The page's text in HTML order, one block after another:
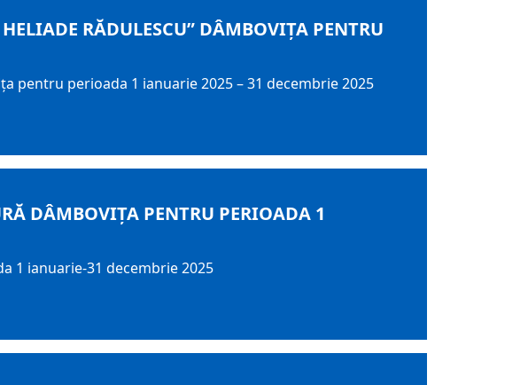
RĂDULESCU” DÂMBOVIȚA PENTRU
pentru perioada 1 ianuarie 2025 – 31 decembrie 2025
DÂMBOVIŢA PENTRU PERIOADA 1
1 ianuarie-31 decembrie 2025